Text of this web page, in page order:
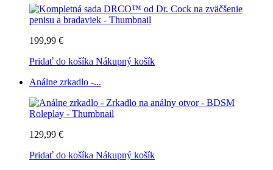
199,99 €
Pridať do košíka Nákupný košík
Análne zrkadlo -...
129,99 €
Pridať do košíka Nákupný košík